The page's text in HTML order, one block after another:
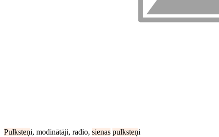
Pulksteņi, modinātāji, radio, sienas pulksteņi